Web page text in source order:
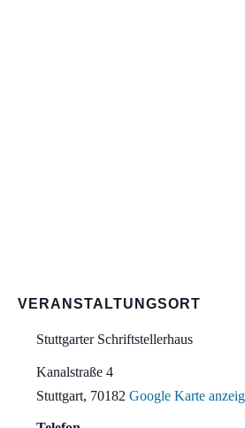
VERANSTALTUNGSORT
Stuttgarter Schriftstellerhaus
Kanalstraße 4
Stuttgart, 70182 Google Karte